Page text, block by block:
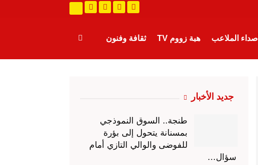
أصداء الملاعب هبة زووم TV ثقافة وفنون
جديد الأخبار
طنجة.. السوق النموذجي
بمسنانة يتحول إلى بؤرة
للفوضى والوالي التازي أمام
سؤال…